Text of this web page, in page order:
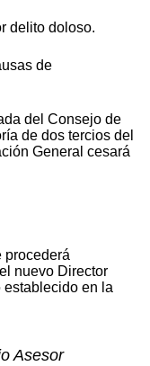
delito doloso.
de
del Consejo de
de dos tercios del
General cesará
procederá
nuevo Director
en la
Asesor